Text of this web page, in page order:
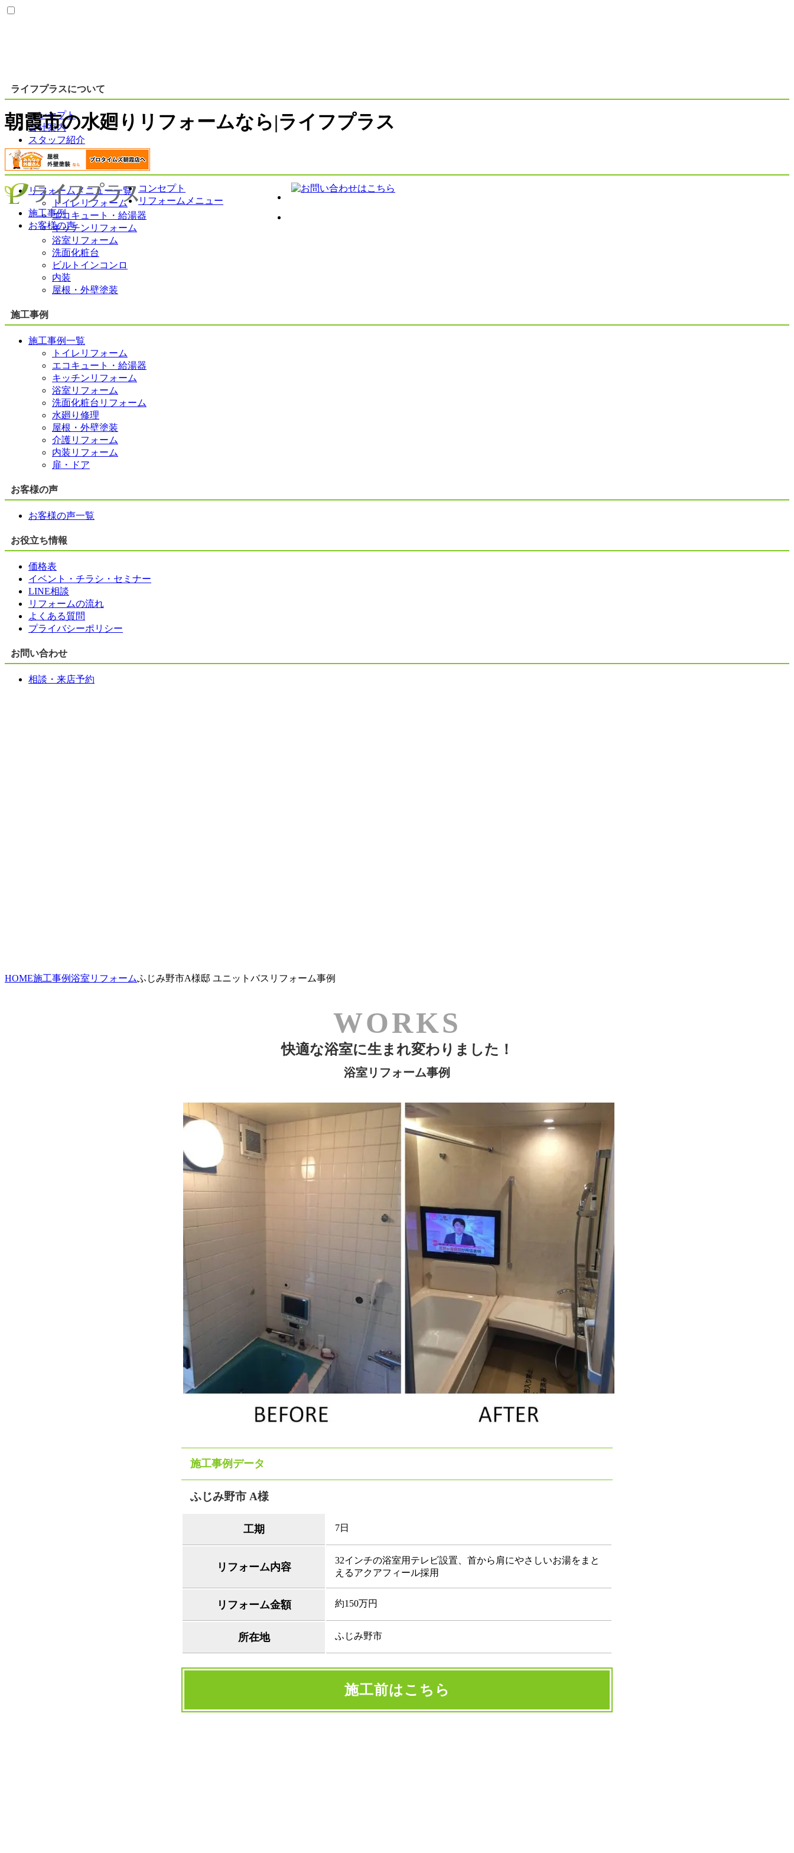
朝霞市の水廻りリフォームなら|ライフプラス
コンセプト
リフォームメニュー
施工事例
お客様の声
ライフプラスについて
コンセプト
会社案内
スタッフ紹介
リフォームメニュー
リフォームメニュー一覧
トイレリフォーム
エコキュート・給湯器
キッチンリフォーム
浴室リフォーム
洗面化粧台
ビルトインコンロ
内装
屋根・外壁塗装
施工事例
施工事例一覧
トイレリフォーム
エコキュート・給湯器
キッチンリフォーム
浴室リフォーム
洗面化粧台リフォーム
水廻り修理
屋根・外壁塗装
介護リフォーム
内装リフォーム
扉・ドア
お客様の声
お客様の声一覧
お役立ち情報
価格表
イベント・チラシ・セミナー
LINE相談
リフォームの流れ
よくある質問
プライバシーポリシー
お問い合わせ
相談・来店予約
HOME施工事例浴室リフォームふじみ野市A様邸 ユニットバスリフォーム事例
快適な浴室に生まれ変わりました！
浴室リフォーム事例
施工事例データ
ふじみ野市 A様
工期 7日
リフォーム内容
32インチの浴室用テレビ設置、首から肩にやさしいお湯をまと
えるアクアフィール採用
リフォーム金額 約150万円
所在地 ふじみ野市
施工前はこちら